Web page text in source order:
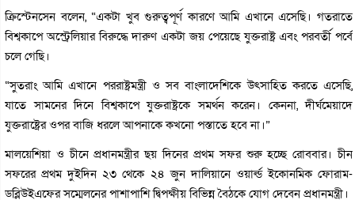
ক্রিস্টেনসেন বলেন, “একটা খুব গুরুত্বপূর্ণ কারণে আমি এখানে এসেছি। গতরাতে
বিশ্বকাপে অস্ট্রেলিয়ার বিরুদ্ধে দারুণ একটা জয় পেয়েছে যুক্তরাষ্ট্র এবং পরবর্তী পর্বে
চলে গেছি।
“সুতরাং আমি এখানে পররাষ্ট্রমন্ত্রী ও সব বাংলাদেশিকে উৎসাহিত করতে এসেছি,
যাতে সামনের দিনে বিশ্বকাপে যুক্তরাষ্ট্রকে সমর্থন করেন। কেননা, দীর্ঘমেয়াদে
যুক্তরাষ্ট্রের ওপর বাজি ধরলে আপনাকে কখনো পস্তাতে হবে না।”
মালয়েশিয়া ও চীনে প্রধানমন্ত্রীর ছয় দিনের প্রথম সফর শুরু হচ্ছে রোববার। চীন
সফরের প্রথম দুইদিন ২৩ থেকে ২৪ জুন দালিয়ানে ওয়ার্ল্ড ইকোনমিক ফোরাম-
ডব্লিউইএফের সম্মেলনের পাশাপাশি দ্বিপক্ষীয় বিভিন্ন বৈঠকে যোগ দেবেন প্রধানমন্ত্রী।